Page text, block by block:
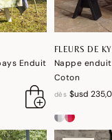
Enduit
FLEURS DE
Nappe
Coton
dès $usd